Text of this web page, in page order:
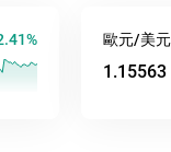
歐元/美元
1.15563